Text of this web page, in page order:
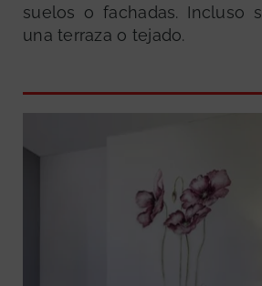
suelos o fachadas. Incluso
una terraza o tejado.